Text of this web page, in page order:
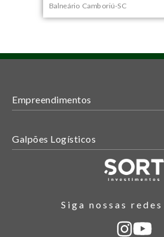
Balneário Camboriú-SC
Empreendimentos
Galpões Logísticos
Siga nossas